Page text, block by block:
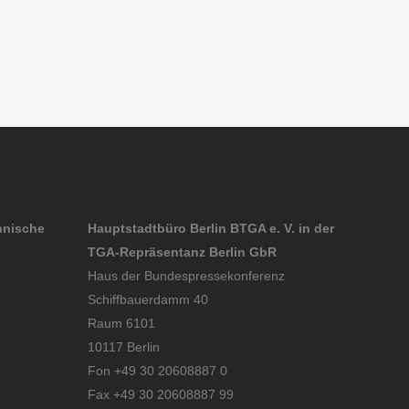
Hauptstadtbüro Berlin BTGA e. V. in der
TGA-Repräsentanz Berlin GbR
Haus der Bundespressekonferenz
Schiffbauerdamm 40
Raum 6101
10117 Berlin
Fon +49 30 20608887 0
Fax +49 30 20608887 99